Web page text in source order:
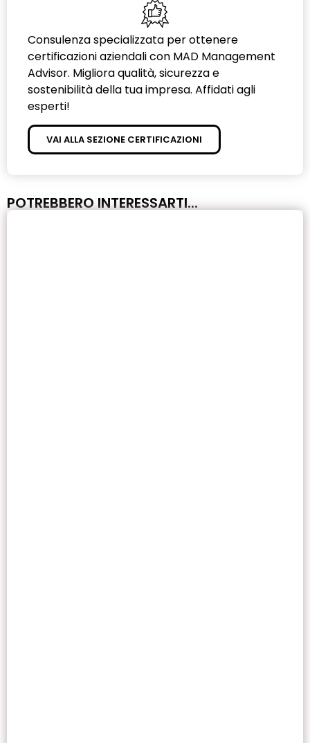
Consulenza specializzata per ottenere
certificazioni aziendali con MAD Management
Advisor. Migliora qualità, sicurezza e
sostenibilità della tua impresa. Affidati agli
esperti!
VAI ALLA SEZIONE CERTIFICAZIONI
POTREBBERO INTERESSARTI...